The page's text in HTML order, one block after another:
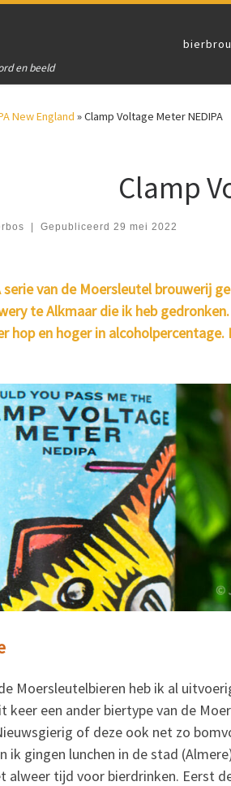
en beeld
New England »Clamp Voltage Meter NEDIPA
Clamp
Gepubliceerd 29 mei 2022
van de Moersleutel brouwerij
te Alkmaar die ik heb
hop en hoger in
Moersleutelbieren heb ik al
keer een ander biertype van de
of deze ook net zo
ik gingen lunchen in de stad
alweer tijd voor bierdrinken. Eerst